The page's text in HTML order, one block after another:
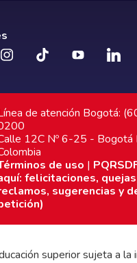
de atención Bogotá:
12C Nº 6-25 - Bogotá
de uso |
felicitaciones,
sugerencias y
superior sujeta a la